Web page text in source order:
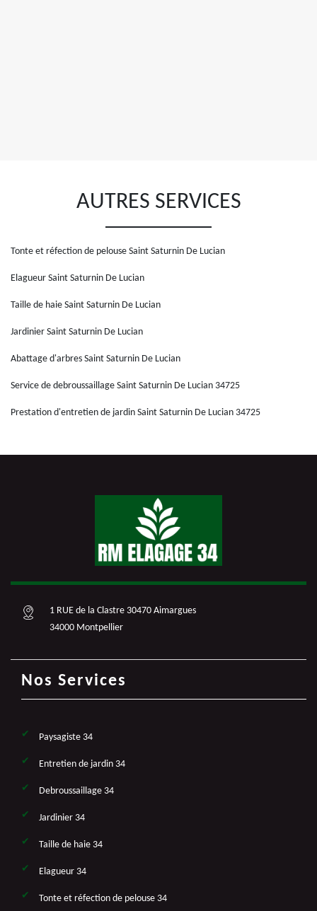
AUTRES SERVICES
Tonte et réfection de pelouse Saint Saturnin De Lucian
Elagueur Saint Saturnin De Lucian
Taille de haie Saint Saturnin De Lucian
Jardinier Saint Saturnin De Lucian
Abattage d'arbres Saint Saturnin De Lucian
Service de debroussaillage Saint Saturnin De Lucian 34725
Prestation d'entretien de jardin Saint Saturnin De Lucian 34725
1 RUE de la Clastre 30470 Aimargues
34000 Montpellier
Nos Services
Paysagiste 34
Entretien de jardin 34
Debroussaillage 34
Jardinier 34
Taille de haie 34
Elagueur 34
Tonte et réfection de pelouse 34